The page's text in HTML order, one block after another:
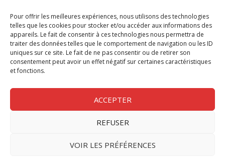
Pour offrir les meilleures expériences, nous utilisons des technologies
telles que les cookies pour stocker et/ou accéder aux informations des
appareils. Le fait de consentir à ces technologies nous permettra de
traiter des données telles que le comportement de navigation ou les ID
uniques sur ce site. Le fait de ne pas consentir ou de retirer son
consentement peut avoir un effet négatif sur certaines caractéristiques
et fonctions.
ACCEPTER
REFUSER
VOIR LES PRÉFÉRENCES
Chèque Compta
Chèque Emploi Spectacle
G-Pods
Profession Audio-visuel
Nous contacter